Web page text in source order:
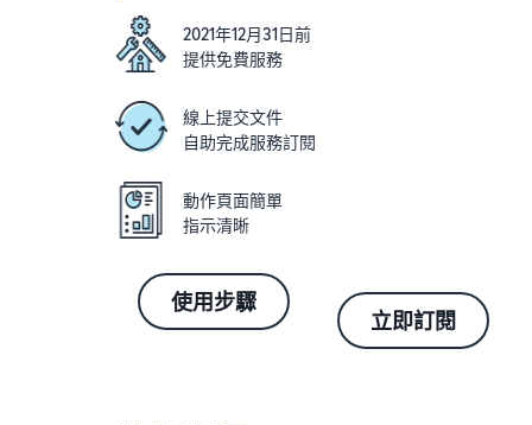
2021年12月31日前
提供免費服務
線上提交文件
自助完成服務訂閱
動作頁面簡單
指示清晰
使用步驟
立即訂閱